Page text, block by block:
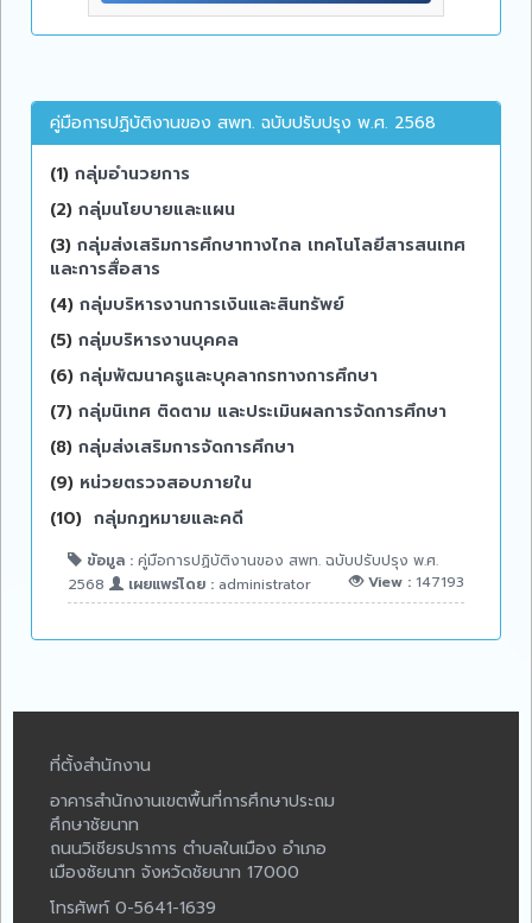
คู่มือการปฏิบัติงานของ สพท. ฉบับปรับปรุง พ.ศ. 2568
(1) กลุ่มอำนวยการ
(2) กลุ่มนโยบายและแผน
(3) กลุ่มส่งเสริมการศึกษาทางไกล เทคโนโลยีสารสนเทศ
และการสื่อสาร
(4) กลุ่มบริหารงานการเงินและสินทรัพย์
(5) กลุ่มบริหารงานบุคคล
(6) กลุ่มพัฒนาครูและบุคลากรทางการศึกษา
(7) กลุ่มนิเทศ ติดตาม และประเมินผลการจัดการศึกษา
(8) กลุ่มส่งเสริมการจัดการศึกษา
(9) หน่วยตรวจสอบภายใน
(10) กลุ่มกฎหมายและคดี
ข้อมูล : คู่มือการปฏิบัติงานของ สพท. ฉบับปรับปรุง พ.ศ.
2568
เผยแพร่โดย : administrator View : 147193
ที่ตั้งสำนักงาน
อาคารสำนักงานเขตพื้นที่การศึกษาประถม
ศึกษาชัยนาท
ถนนวิเชียรปราการ ตำบลในเมือง อำเภอ
เมืองชัยนาท จังหวัดชัยนาท 17000
โทรศัพท์ 0-5641-1639